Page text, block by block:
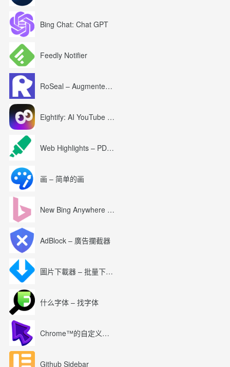
Bing Chat: Chat GPT
Feedly Notifier
RoSeal – Augmented Roblox Experience
Eightify: AI YouTube Summary with ChatGPT
Web Highlights – PDF & Web Highlighter
画 – 简单的画
New Bing Anywhere (Bing Chat GPT-4)
AdBlock – 廣告攔截器
圖片下載器 – 批量下載圖片
什么字体 – 找字体
Chrome™的自定义光标
Github Sidebar